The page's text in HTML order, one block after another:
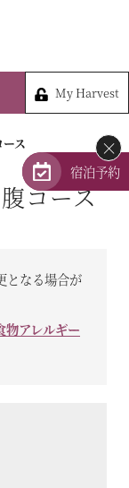
My Harvest
My Harvest
ース
コース
となる場合が
物アレルギー
×
宿泊予約